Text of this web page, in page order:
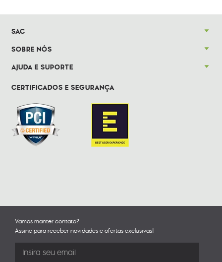
SAC
SOBRE NÓS
AJUDA E SUPORTE
CERTIFICADOS E SEGURANÇA
Vamos manter contato?
Assine para receber novidades e ofertas exclusivas!